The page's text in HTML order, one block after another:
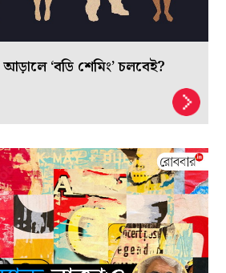
‘বডি শেমিং’ চলবেই?